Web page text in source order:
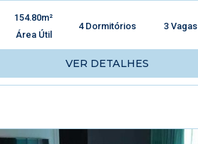
154.80m²
Área Útil
4 Dormitórios 3 Vagas
VER DETALHES